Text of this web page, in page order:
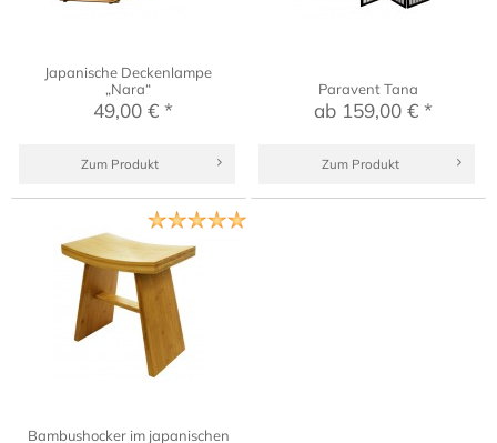
Japanische Deckenlampe
„Nara“
49,00 € *
Zum Produkt
Paravent Tana
ab 159,00 € *
Zum Produkt
Bambushocker im japanischen